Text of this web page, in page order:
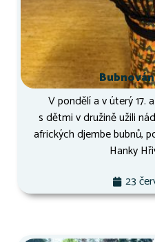
V pondělí a v úterý 17.
s dětmi v družině užili
afrických djembe bubnů,
Hanky
23